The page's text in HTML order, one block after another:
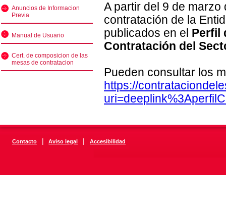
Anuncios de Informacion
Previa
Manual de Usuario
Cert. de composicion de las
mesas de contratacion
A partir del 9 de
contratación de la
publicados en el Perfil
Contratación del
Pueden consultar los
https://
Contacto | Aviso legal | Accesibilidad